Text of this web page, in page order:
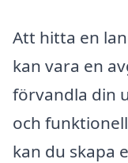
Att hitta en
kan vara en
förvandla din
och
kan du skapa